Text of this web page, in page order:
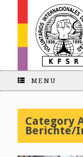
MENU
Category
Berichte/